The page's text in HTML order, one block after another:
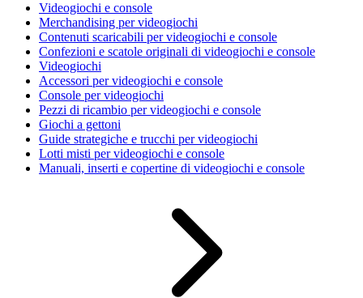
Videogiochi e console
Merchandising per videogiochi
Contenuti scaricabili per videogiochi e console
Confezioni e scatole originali di videogiochi e console
Videogiochi
Accessori per videogiochi e console
Console per videogiochi
Pezzi di ricambio per videogiochi e console
Giochi a gettoni
Guide strategiche e trucchi per videogiochi
Lotti misti per videogiochi e console
Manuali, inserti e copertine di videogiochi e console